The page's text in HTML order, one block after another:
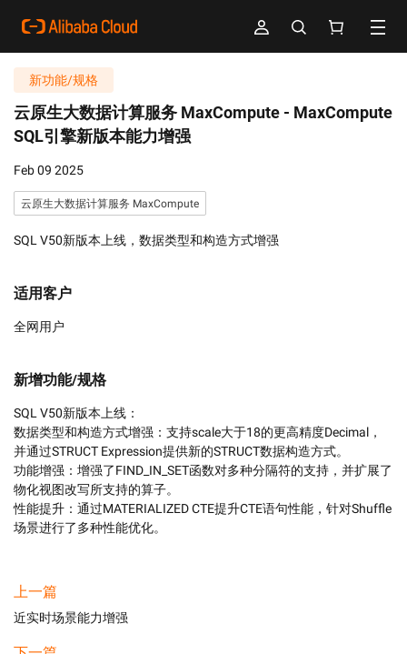
新功能/规格
云原生大数据计算服务 MaxCompute - MaxCompute
SQL引擎新版本能力增强
Feb 09 2025
云原生大数据计算服务 MaxCompute
SQL V50新版本上线，数据类型和构造方式增强
适用客户
全网用户
新增功能/规格
SQL V50新版本上线：
数据类型和构造方式增强：支持scale大于18的更高精度Decimal，
并通过STRUCT Expression提供新的STRUCT数据构造方式。
功能增强：增强了FIND_IN_SET函数对多种分隔符的支持，并扩展了
物化视图改写所支持的算子。
性能提升：通过MATERIALIZED CTE提升CTE语句性能，针对Shuffle
场景进行了多种性能优化。
上一篇
近实时场景能力增强